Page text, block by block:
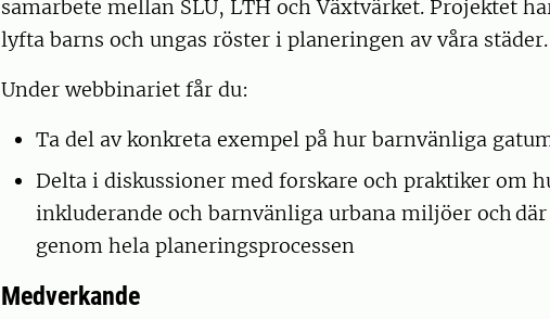
samarbete mellan SLU, LTH och Växtvärket. Projektet
lyfta barns och ungas röster i planeringen av våra städer.
Under webbinariet får du:
Ta del av konkreta exempel på hur barnvänliga
Delta i diskussioner med forskare och praktiker om
inkluderande och barnvänliga urbana miljöer och
genom hela planeringsprocessen
Medverkande